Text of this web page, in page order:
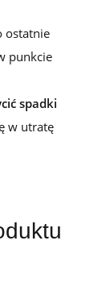
ostatnie
punkcie
spadki
w utratę